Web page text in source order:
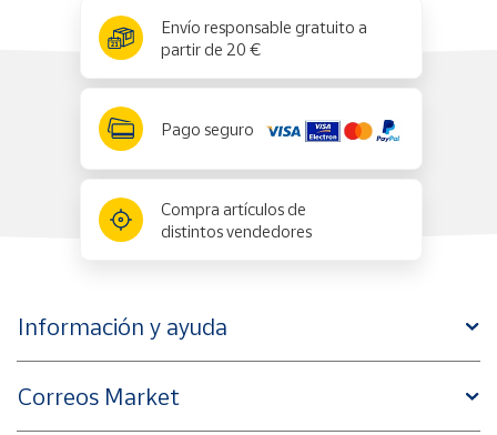
Envío responsable gratuito a
partir de 20 €
Pago seguro
Compra artículos de
distintos vendedores
Información y ayuda
Correos Market